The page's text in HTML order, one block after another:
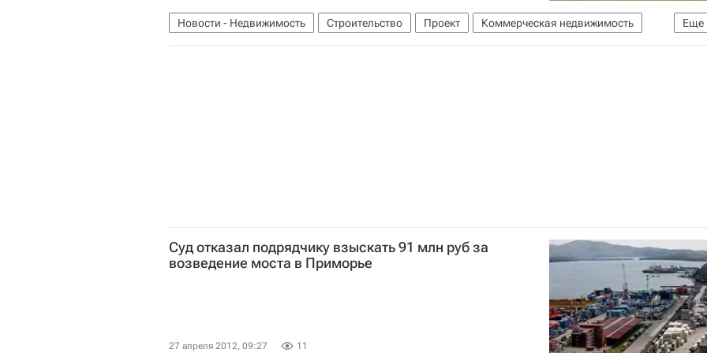
Еще
Новости - Недвижимость Строительство Проект
Коммерческая недвижимость
Московская область (Подмосковье)
Россия
Суд отказал подрядчику взыскать 91 млн руб за
возведение моста в Приморье
27 апреля 2012, 09:27 11